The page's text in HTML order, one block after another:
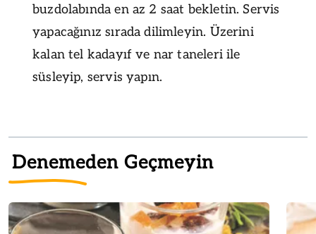
buzdolabında en az 2 saat bekletin. Servis
yapacağınız sırada dilimleyin. Üzerini
kalan tel kadayıf ve nar taneleri ile
süsleyip, servis yapın.
Denemeden Geçmeyin